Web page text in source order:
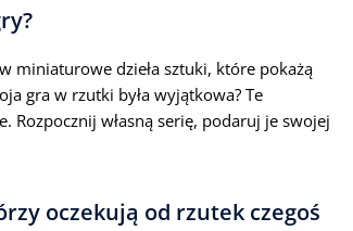
miniaturowe dzieła sztuki, które pokażą
gra w rzutki była wyjątkowa? Te
własną serię, podaruj je swojej
oczekują od rzutek czegoś